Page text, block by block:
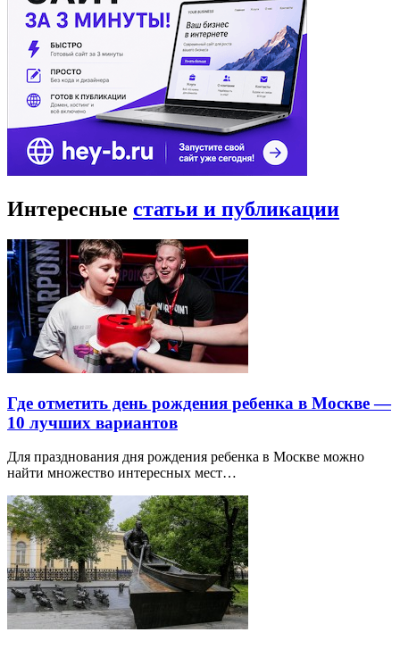
Интересные статьи и публикации
Где отметить день рождения ребенка в Москве —
10 лучших вариантов
Для празднования дня рождения ребенка в Москве можно
найти множество интересных мест…